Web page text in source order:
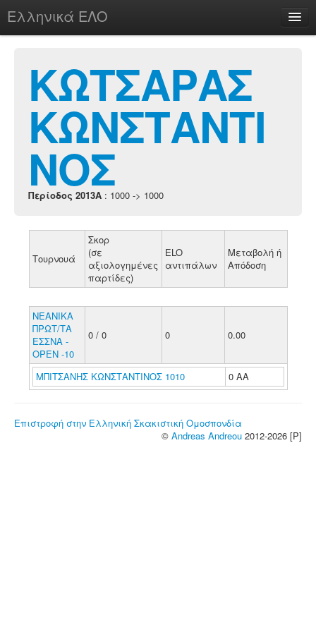
Ελληνικά ΕΛΟ
chesstu.be @ discord
Login
ΚΩΤΣΑΡΑΣ
ΚΩΝΣΤΑΝΤΙ
ΝΟΣ
Περίοδος 2013A : 1000 -> 1000
Τουρνουά
Σκορ
(σε
αξιολογημένες
παρτίδες)
ELO
αντιπάλων
Μεταβολή ή
Απόδοση
ΝΕΑΝΙΚΑ
ΠΡΩΤ/ΤΑ
ΕΣΣΝΑ -
ΟΡΕΝ -10
0 / 0 0 0.00
ΜΠΙΤΣΑΝΗΣ ΚΩΝΣΤΑΝΤΙΝΟΣ 1010 0 ΑΑ
Επιστροφή στην Ελληνική Σκακιστική Ομοσπονδία
© Andreas Andreou 2012-2026 [P]